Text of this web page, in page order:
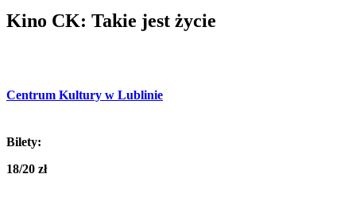
Kino CK: Takie jest życie
Centrum Kultury w Lublinie
Bilety:
18/20 zł